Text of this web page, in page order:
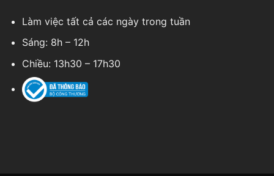
Làm việc tất cả các ngày trong tuần
Sáng: 8h – 12h
Chiều: 13h30 – 17h30